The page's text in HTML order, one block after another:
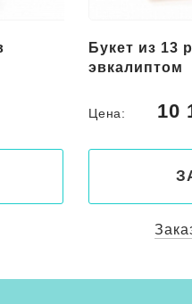
с
Букет из 15
крафте
Цена: 10